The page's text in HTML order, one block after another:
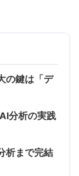
の鍵は「デ
分析の実践
析まで完結